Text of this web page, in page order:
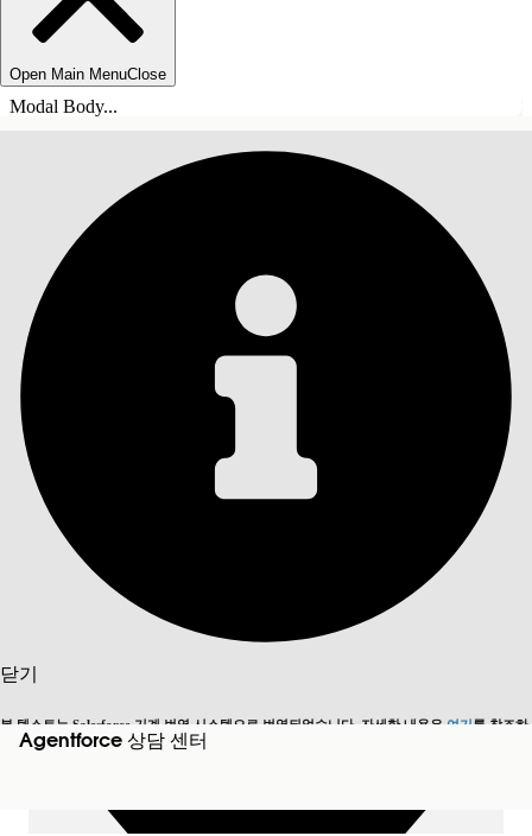
Open Main MenuClose
Modal Body...
닫기
본 텍스트는 Salesforce 기계 번역 시스템으로 번역되었습니다. 자세한 내용은 여기를 참조하
세요.
영어로 전환 지금 안 함
Agentforce 상담 센터